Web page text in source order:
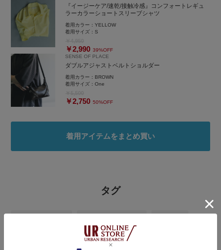
『イージーケア/速乾/接触冷感』コンフォートレギュ
ラーカラーショートスリーブシャツ
着用カラー：YELLOW
着用サイズ：S
￥2,990 39%OFF
SENSE OF PLACE
ダブルアジャストベルトショルダー
着用カラー： BROWN
着用サイズ：One
￥2,750 50%OFF
着用アイテムをまとめ買い
タグ
#シャツスタイル